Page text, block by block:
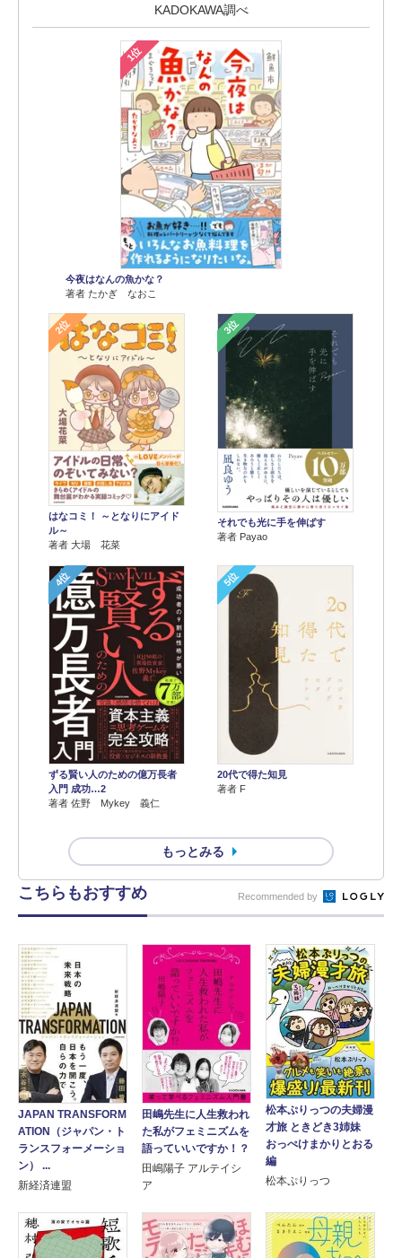
KADOKAWA調べ
1位
今夜はなんの魚かな？
著者 たかぎ なおこ
2位
はなコミ！ ～となりにアイド
ル～
著者 大場 花菜
3位
それでも光に手を伸ばす
著者 Payao
4位
ずる賢い人のための億万長者
入門 成功…2
著者 佐野 Mykey 義仁
5位
20代で得た知見
著者 F
もっとみる
こちらもおすすめ Recommended by
JAPAN TRANSFORM
ATION（ジャパン・ト
ランスフォーメーショ
ン） ...
新経済連盟
田嶋先生に人生救われ
た私がフェミニズムを
語っていいですか！？
田嶋陽子 アルテイシ
ア
松本ぷりっつの夫婦漫
才旅 ときどき3姉妹
おっぺけまかりとおる
編
松本ぷりっつ